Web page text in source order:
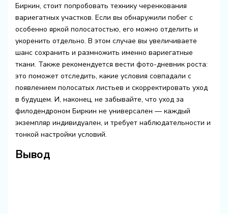
Биркин, стоит попробовать технику черенкования
вариегатных участков. Если вы обнаружили побег с
особенно яркой полосатостью, его можно отделить и
укоренить отдельно. В этом случае вы увеличиваете
шанс сохранить и размножить именно вариегатные
ткани. Также рекомендуется вести фото-дневник роста:
это поможет отследить, какие условия совпадали с
появлением полосатых листьев и скорректировать уход
в будущем. И, наконец, не забывайте, что уход за
филодендроном Биркин не универсален — каждый
экземпляр индивидуален, и требует наблюдательности и
тонкой настройки условий.
Вывод